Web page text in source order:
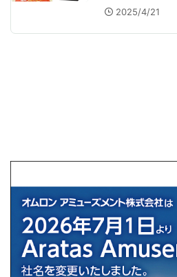
2025/4/21